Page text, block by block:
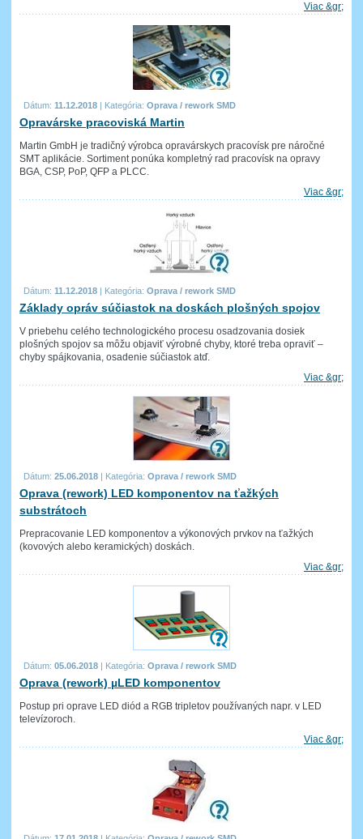
Viac &gr;
Dátum: 11.12.2018 Kategória: Oprava / rework SMD
Opravárske pracoviská Martin
Martin GmbH je tradičný výrobca opravárskych pracovísk pre náročné
SMT aplikácie. Sortiment ponúka kompletný rad pracovísk na opravy
BGA, CSP, PoP, QFP a PLCC.
Viac &gr;
Dátum: 11.12.2018 Kategória: Oprava / rework SMD
Základy opráv súčiastok na doskách plošných spojov
V priebehu celého technologického procesu osadzovania dosiek
plošných spojov sa môžu objaviť výrobné chyby, ktoré treba opraviť –
chyby spájkovania, osadenie súčiastok atď.
Viac &gr;
Dátum: 25.06.2018 Kategória: Oprava / rework SMD
Oprava (rework) LED komponentov na ťažkých
substrátoch
Prepracovanie LED komponentov a výkonových prvkov na ťažkých
(kovových alebo keramických) doskách.
Viac &gr;
Dátum: 05.06.2018 Kategória: Oprava / rework SMD
Oprava (rework) µLED komponentov
Postup pri oprave LED diód a RGB tripletov používaných napr. v LED
televízoroch.
Viac &gr;